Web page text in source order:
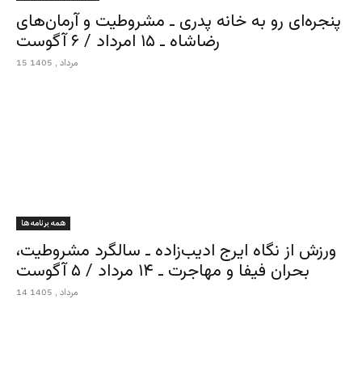
پنجره‌ای رو به خانه پدری ـ مشروطیت و آرمان‌های
رضاشاه ـ ۱۵ امرداد / ۶ آگوست
15 مرداد , 1405
همه برنامه ها
ورزش از نگاه ایرج ادیب‌زاده ـ سالگرد مشروطیت،
بحران فیفا و مهاجرت ـ ۱۴ مرداد / ۵ آگوست
14 مرداد , 1405